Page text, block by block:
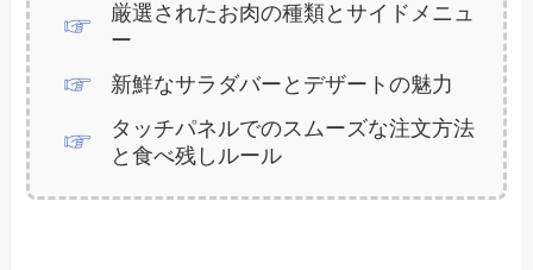
厳選されたお肉の種類とサイドメニュ
ー
新鮮なサラダバーとデザートの魅力
タッチパネルでのスムーズな注文方法
と食べ残しルール